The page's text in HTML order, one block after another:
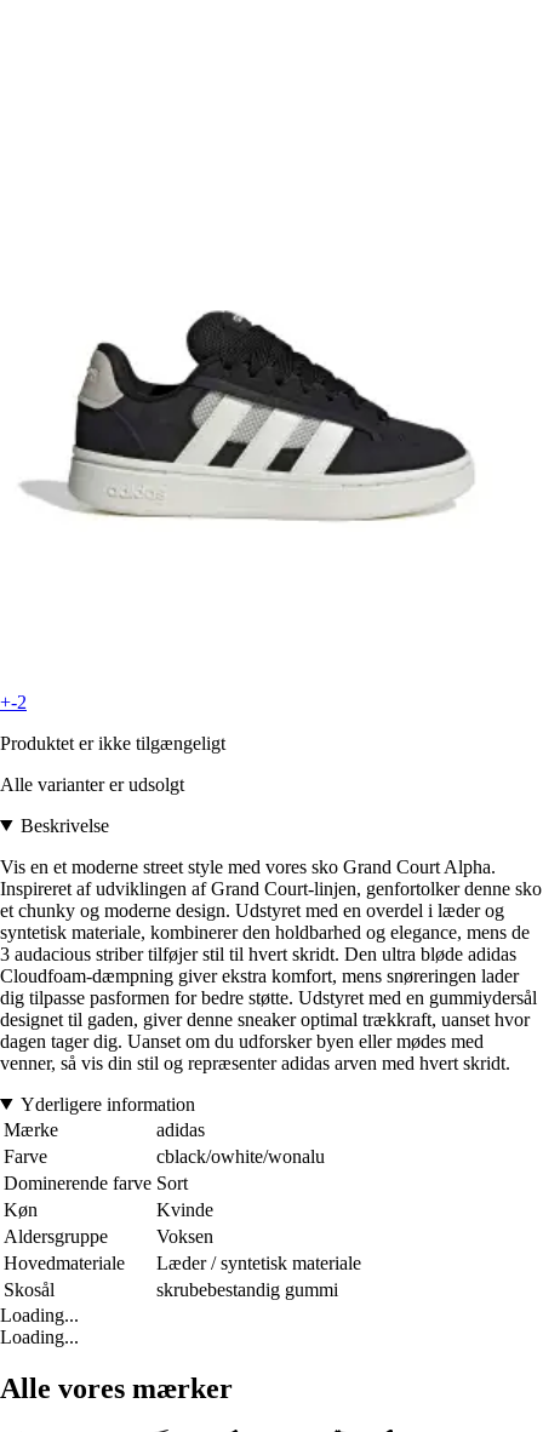
+-2
Produktet er ikke tilgængeligt
Alle varianter er udsolgt
Beskrivelse
Vis en et moderne street style med vores sko Grand Court Alpha.
Inspireret af udviklingen af Grand Court-linjen, genfortolker denne sko
et chunky og moderne design. Udstyret med en overdel i læder og
syntetisk materiale, kombinerer den holdbarhed og elegance, mens de
3 audacious striber tilføjer stil til hvert skridt. Den ultra bløde adidas
Cloudfoam-dæmpning giver ekstra komfort, mens snøreringen lader
dig tilpasse pasformen for bedre støtte. Udstyret med en gummiydersål
designet til gaden, giver denne sneaker optimal trækkraft, uanset hvor
dagen tager dig. Uanset om du udforsker byen eller mødes med
venner, så vis din stil og repræsenter adidas arven med hvert skridt.
Yderligere information
Mærke
adidas
Farve
cblack/owhite/wonalu
Dominerende farve Sort
Køn
Kvinde
Aldersgruppe
Voksen
Hovedmateriale
Læder / syntetisk materiale
Skosål
skrubebestandig gummi
Loading...
Loading...
Alle vores mærker